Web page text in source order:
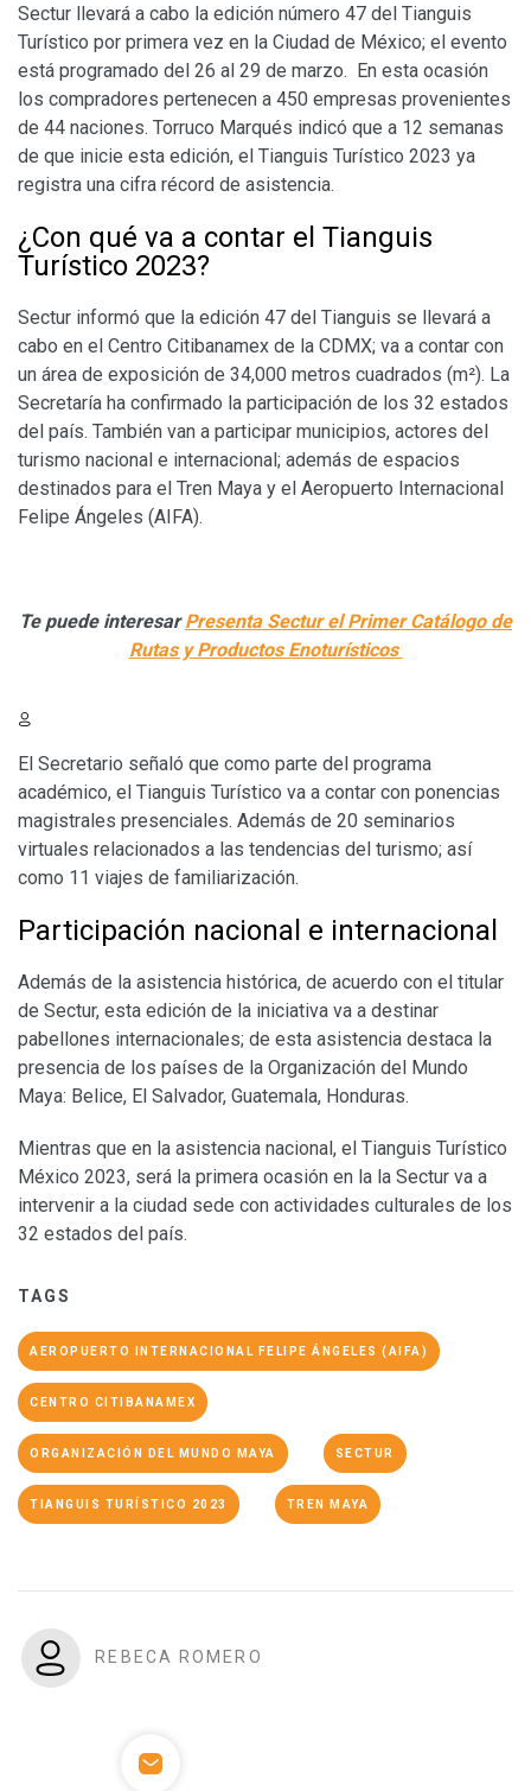
Sectur llevará a cabo la edición número 47 del Tianguis
Turístico por primera vez en la Ciudad de México; el evento
está programado del 26 al 29 de marzo. En esta ocasión
los compradores pertenecen a 450 empresas provenientes
de 44 naciones. Torruco Marqués indicó que a 12 semanas
de que inicie esta edición, el Tianguis Turístico 2023 ya
registra una cifra récord de asistencia.
¿Con qué va a contar el Tianguis
Turístico 2023?
Sectur informó que la edición 47 del Tianguis se llevará a
cabo en el Centro Citibanamex de la CDMX; va a contar con
un área de exposición de 34,000 metros cuadrados (m²). La
Secretaría ha confirmado la participación de los 32 estados
del país. También van a participar municipios, actores del
turismo nacional e internacional; además de espacios
destinados para el Tren Maya y el Aeropuerto Internacional
Felipe Ángeles (AIFA).
Te puede interesarPresenta Sectur el Primer Catálogo de
Rutas y Productos Enoturísticos
El Secretario señaló que como parte del programa
académico, el Tianguis Turístico va a contar con ponencias
magistrales presenciales. Además de 20 seminarios
virtuales relacionados a las tendencias del turismo; así
como 11 viajes de familiarización.
Participación nacional e internacional
Además de la asistencia histórica, de acuerdo con el titular
de Sectur, esta edición de la iniciativa va a destinar
pabellones internacionales; de esta asistencia destaca la
presencia de los países de la Organización del Mundo
Maya: Belice, El Salvador, Guatemala, Honduras.
Mientras que en la asistencia nacional, el Tianguis Turístico
México 2023, será la primera ocasión en la la Sectur va a
intervenir a la ciudad sede con actividades culturales de los
32 estados del país.
TAGS
AEROPUERTO INTERNACIONAL FELIPE ÁNGELES (AIFA)
CENTRO CITIBANAMEX
ORGANIZACIÓN DEL MUNDO MAYA SECTUR
TIANGUIS TURÍSTICO 2023 TREN MAYA
REBECA ROMERO